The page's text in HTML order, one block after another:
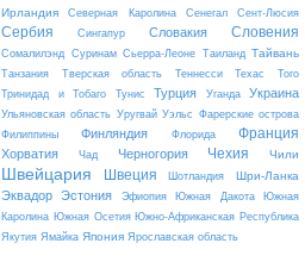
Ирландия
Северная Каролина Сенегал Сент-Люсия
Сербия Сингапур Словакия Словения
Сомалилэнд Суринам Сьерра-Леоне Таиланд Тайвань
Танзания Тверская область Теннесси Техас
Того
Тринидад и Тобаго
Тунис Турция Уганда Украина
Ульяновская область Уругвай Уэльс Фарерские острова
Филиппины
Финляндия Флорида Франция
Хорватия Чад Черногория Чехия Чили
Швейцария Швеция Шотландия Шри-Ланка
Эквадор Эстония Эфиопия Южная Дакота
Южная
Каролина Южная Осетия Южно-Африканская Республика
Якутия Ямайка Япония Ярославская область